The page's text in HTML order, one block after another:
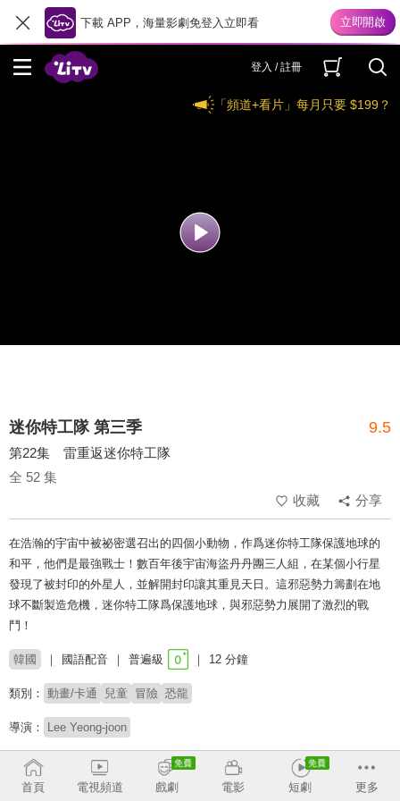
下載 APP，海量影劇免登入立即看
登入 / 註冊
「頻道+看片」每月只要 $199？
迷你特工隊 第三季 9.5
第22集 雷重返迷你特工隊
全 52 集
收藏
分享
在浩瀚的宇宙中被祕密選召出的四個小動物，作爲迷你特工隊保護地球的
和平，他們是最強戰士！數百年後宇宙海盜丹丹團三人組，在某個小行星
發現了被封印的外星人，並解開封印讓其重見天日。這邪惡勢力籌劃在地
球不斷製造危機，迷你特工隊爲保護地球，與邪惡勢力展開了激烈的戰
鬥！
韓國 國語配音 普遍級 12 分鐘
類別： 動畫/卡通 兒童 冒險 恐龍
導演： Lee Yeong-joon
# 兒少 # 闔家觀賞 # 兒童專屬 # 友誼與團隊合作
首頁 電視頻道 戲劇 電影 短劇 更多